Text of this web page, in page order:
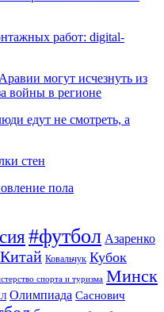
работ: digital-
могут исчезнуть из
войны в регионе
едут не смотреть, а
стен
пола
#футбол Азаренко
Китай Ковальчук Кубок
спорта и туризма Минск
Олимпиада Саснович